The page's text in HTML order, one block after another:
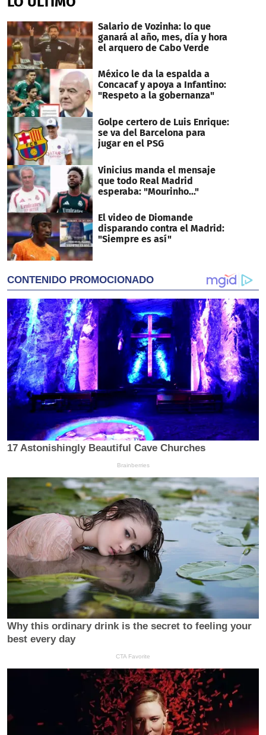
1
54
seconds
Salario de Vozinha: lo que
ganará al año, mes, día y hora
el arquero de Cabo Verde
México le da la espalda a
Concacaf y apoya a Infantino:
"Respeto a la gobernanza"
Golpe certero de Luis Enrique:
se va del Barcelona para
jugar en el PSG
Vinicius manda el mensaje
que todo Real Madrid
esperaba: "Mourinho..."
El video de Diomande
disparando contra el Madrid:
"Siempre es así"